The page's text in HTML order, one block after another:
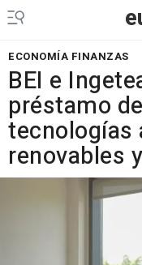
ECONOMÍA FINANZAS
BEI e
préstamo
tecnologías
renovables